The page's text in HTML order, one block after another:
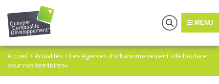
MENU
Accueil > Actualités > Les Agences d’urbanisme veulent «de l’audace
pour nos territoires»